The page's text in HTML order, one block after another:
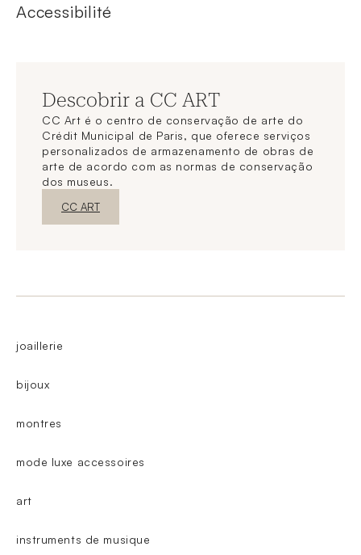
Accessibilité
Descobrir a CC ART
CC Art é o centro de conservação de arte do
Crédit Municipal de Paris, que oferece serviços
personalizados de armazenamento de obras de
arte de acordo com as normas de conservação
dos museus.
Nova janelaDescubra o
CC ART
joaillerie
bijoux
montres
mode luxe accessoires
art
instruments de musique